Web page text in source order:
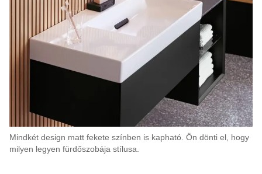
Mindkét design matt fekete színben is kapható. Ön dönti el, hogy
milyen legyen fürdőszobája stílusa.